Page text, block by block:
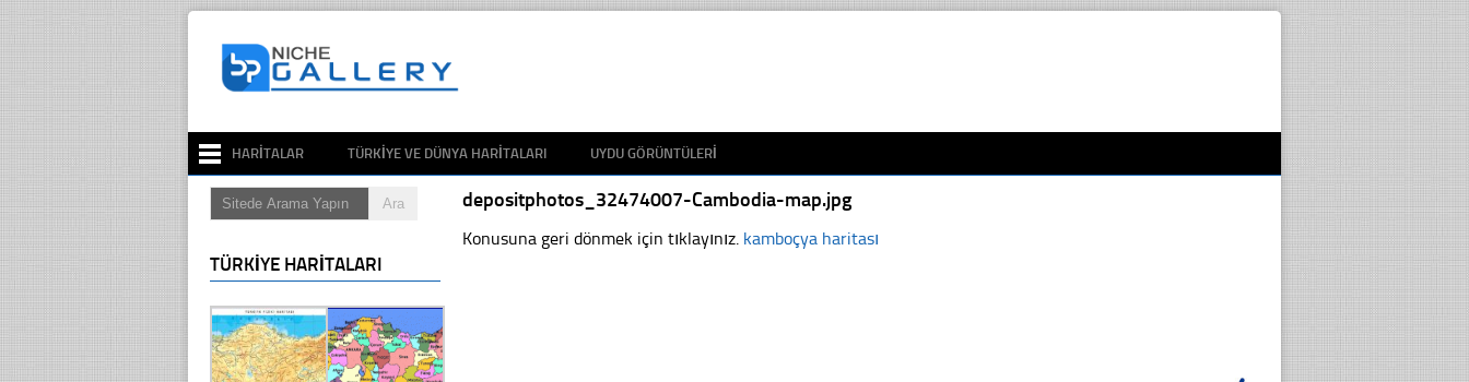
HARITALAR TÜRKIYE VE DÜNYA HARITALARI UYDU GÖRÜNTÜLERI
depositphotos_32474007-Cambodia-map.jpg
Konusuna geri dönmek için tıklayınız. kamboçya haritası
TÜRKIYE HARITALARI